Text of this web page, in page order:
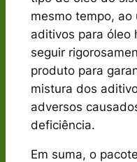
mesmo tempo,
aditivos para óleo
seguir
produto para
mistura dos
adversos
deficiência.
Em suma, o